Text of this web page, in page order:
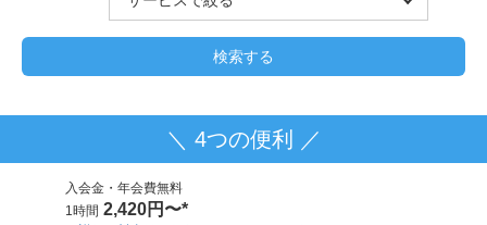
＼ 4つの便利 ／
入会金・年会費無料
1時間 2,420円〜*